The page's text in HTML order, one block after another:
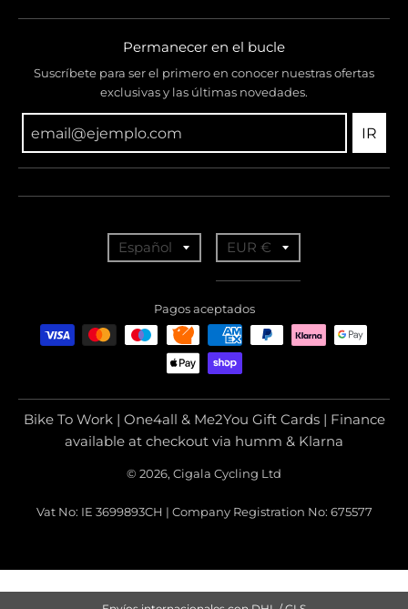
Permanecer en el bucle
Suscríbete para ser el primero en conocer nuestras ofertas
exclusivas y las últimas novedades.
IR
n
a
t
n
i
s
Español
a
n
s
a
t
i
n
i
s
EUR €
Pagos aceptados
Bike To Work | One4all & Me2You Gift Cards | Finance
available at checkout via humm & Klarna
© 2026, Cigala Cycling Ltd
Vat No: IE 3699893CH | Company Registration No: 675577